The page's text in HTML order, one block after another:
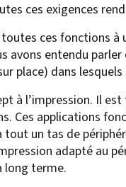
ces exigences
ces fonctions à
avons entendu
place) dans
à l’impression. Il
Ces applications
un tas de
adapté au
long terme.